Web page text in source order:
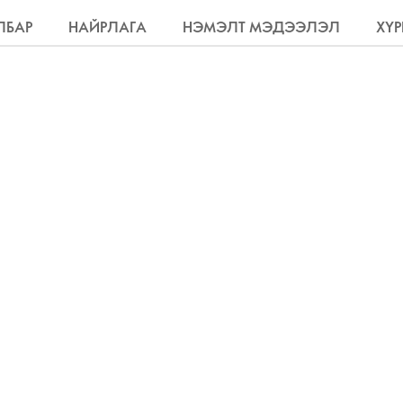
НАЙРЛАГА НЭМЭЛТ МЭДЭЭЛЭЛ